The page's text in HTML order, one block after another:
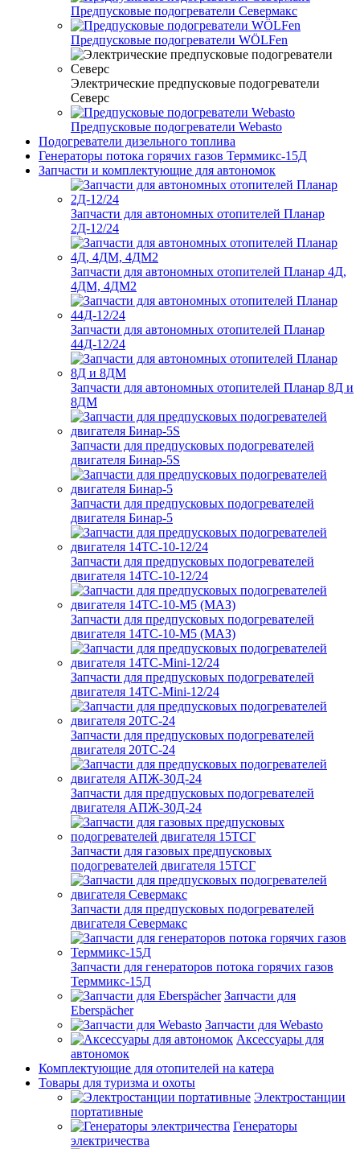
Предпусковые подогреватели Севермакс
Предпусковые подогреватели WÖLFen
Электрические предпусковые подогреватели
Северс
Предпусковые подогреватели Webasto
Подогреватели дизельного топлива
Генераторы потока горячих газов Терммикс-15Д
Запчасти и комплектующие для автономок
Запчасти для автономных отопителей Планар
2Д-12/24
Запчасти для автономных отопителей Планар 4Д,
4ДМ, 4ДМ2
Запчасти для автономных отопителей Планар
44Д-12/24
Запчасти для автономных отопителей Планар 8Д и
8ДМ
Запчасти для предпусковых подогревателей
двигателя Бинар-5S
Запчасти для предпусковых подогревателей
двигателя Бинар-5
Запчасти для предпусковых подогревателей
двигателя 14ТС-10-12/24
Запчасти для предпусковых подогревателей
двигателя 14ТС-10-М5 (МАЗ)
Запчасти для предпусковых подогревателей
двигателя 14ТС-Mini-12/24
Запчасти для предпусковых подогревателей
двигателя 20ТС-24
Запчасти для предпусковых подогревателей
двигателя АПЖ-30Д-24
Запчасти для газовых предпусковых
подогревателей двигателя 15ТСГ
Запчасти для предпусковых подогревателей
двигателя Севермакс
Запчасти для генераторов потока горячих газов
Терммикс-15Д
Запчасти для
Eberspächer
Запчасти для Webasto
Аксессуары для
автономок
Комплектующие для отопителей на катера
Товары для туризма и охоты
Электростанции
портативные
Генераторы
электричества